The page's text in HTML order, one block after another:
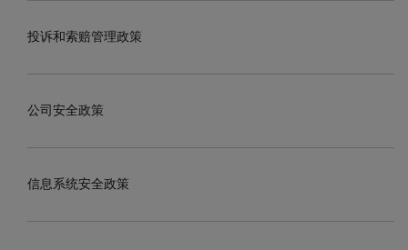
投诉和索赔管理政策
公司安全政策
信息系统安全政策